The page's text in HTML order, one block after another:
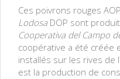
Ces poivrons rouges AOP
Lodosa DOP sont
Cooperativa del Campo
coopérative a été créée
installés sur les rives de
est la production de